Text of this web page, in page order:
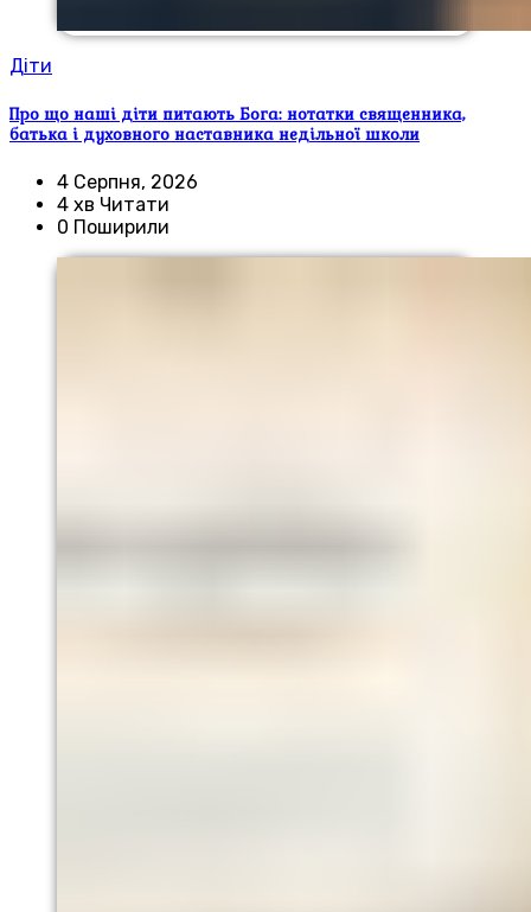
Діти
Про що наші діти питають Бога: нотатки священника,
батька і духовного наставника недільної школи
4 Серпня, 2026
4 хв Читати
0 Поширили